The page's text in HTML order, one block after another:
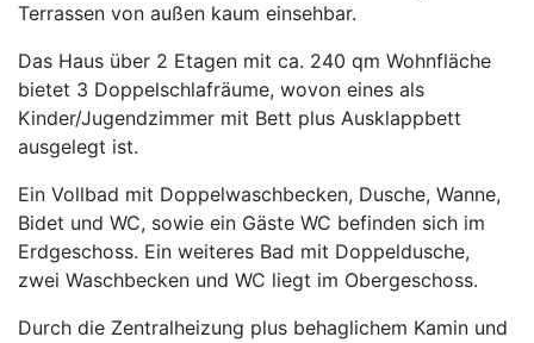
Terrassen von außen kaum einsehbar.
Das Haus über 2 Etagen mit ca. 240 qm Wohnfläche
bietet 3 Doppelschlafräume, wovon eines als
Kinder/Jugendzimmer mit Bett plus Ausklappbett
ausgelegt ist.
Ein Vollbad mit Doppelwaschbecken, Dusche, Wanne,
Bidet und WC, sowie ein Gäste WC befinden sich im
Erdgeschoss. Ein weiteres Bad mit Doppeldusche,
zwei Waschbecken und WC liegt im Obergeschoss.
Durch die Zentralheizung plus behaglichem Kamin und